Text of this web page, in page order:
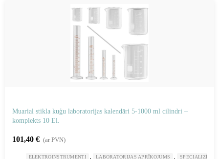
Muarial stikla kuģu laboratorijas kalendāri 5-1000 ml cilindri –
komplekts 10 El.
101,40 € (ar PVN)
ELEKTROINSTRUMENTI LABORATORIJAS APRĪKOJUMS